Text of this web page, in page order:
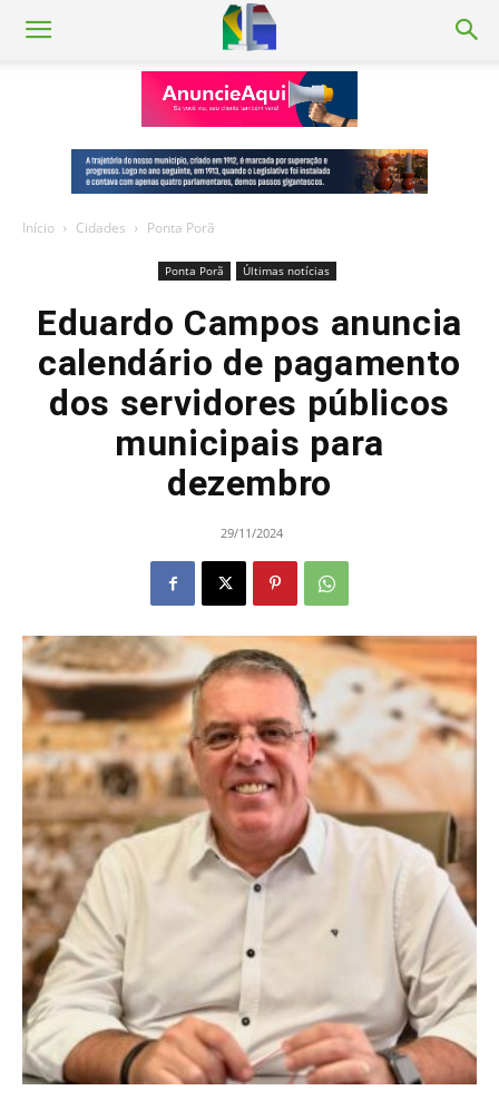
Início Cidades Ponta Porã
Ponta Porã Últimas notícias
Eduardo Campos anuncia
calendário de pagamento
dos servidores públicos
municipais para
dezembro
29/11/2024